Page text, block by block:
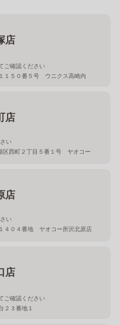
店
ご確認ください
１５０番５号 ウニクス高崎内
店
い
区西町２丁目５番１号 ヤオコー
店
い
４０４番地 ヤオコー所沢北原店
店
ご確認ください
２３番地１